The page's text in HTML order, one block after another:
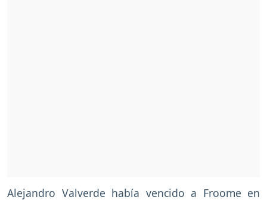
Alejandro Valverde había vencido a Froome en